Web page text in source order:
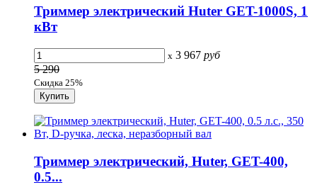
Триммер электрический Huter GET-1000S, 1
кВт
x 3 967 руб
5 290
Скидка 25%
Триммер электрический, Huter, GET-400,
0.5...